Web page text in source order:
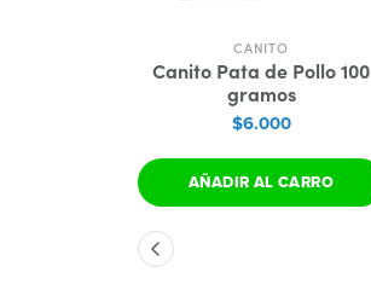
CANITO
Canito Pata de Pollo 100
gramos
$6.000
AÑADIR AL CARRO